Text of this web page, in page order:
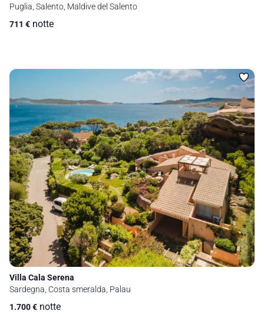
Puglia, Salento, Maldive del Salento
711 € notte
Villa Cala Serena
Sardegna, Costa smeralda, Palau
1.700€ notte